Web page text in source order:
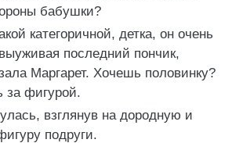
бабушки?
категоричной, детка, он очень
последний пончик,
Маргарет. Хочешь половинку?
за фигурой.
взглянув на дородную и
подруги.